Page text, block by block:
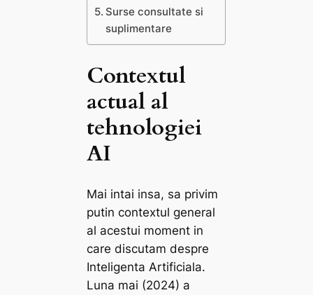
Surse consultate si
suplimentare
Contextul
actual al
tehnologiei
AI
Mai intai insa, sa privim
putin contextul general
al acestui moment in
care discutam despre
Inteligenta Artificiala.
Luna mai (2024) a